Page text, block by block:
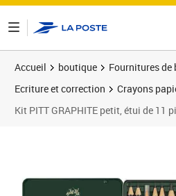
Accueil boutique
Fournitures de
Ecriture et correction
Crayons
Kit PITT GRAPHITE petit, étui de 11